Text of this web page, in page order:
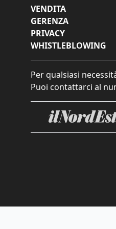
VENDITA
GERENZA
PRIVACY
WHISTLEBLOWING
Per qualsiasi
Puoi contattarci al